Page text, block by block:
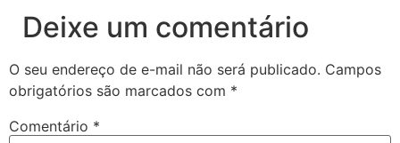
Deixe um comentário
O seu endereço de e-mail não será publicado. Campos
obrigatórios são marcados com *
Comentário *